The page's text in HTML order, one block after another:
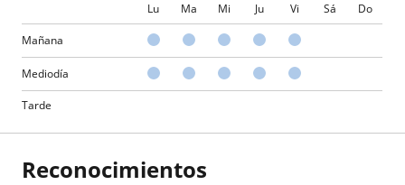
Lu Ma Mi Ju Vi Sá Do
Mañana
Mediodía
Tarde
Reconocimientos